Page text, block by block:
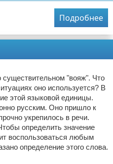
Подробнее
"вояж". Что
оно используется? В
этой языковой единицы.
русским. Оно пришло к
укрепилось в речи.
определить значение
воспользоваться любым
определение этого слова.